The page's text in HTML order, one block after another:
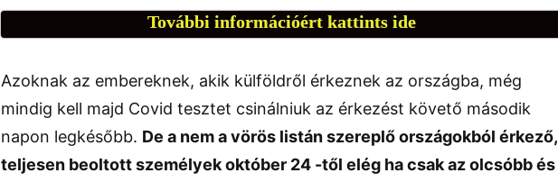
További információért kattints ide
Azoknak az embereknek, akik külföldről érkeznek az országba, még
mindig kell majd Covid tesztet csinálniuk az érkezést követő második
napon legkésőbb. De a nem a vörös listán szereplő országokból érkező,
teljesen beoltott személyek október 24 -től elég ha csak az olcsóbb és